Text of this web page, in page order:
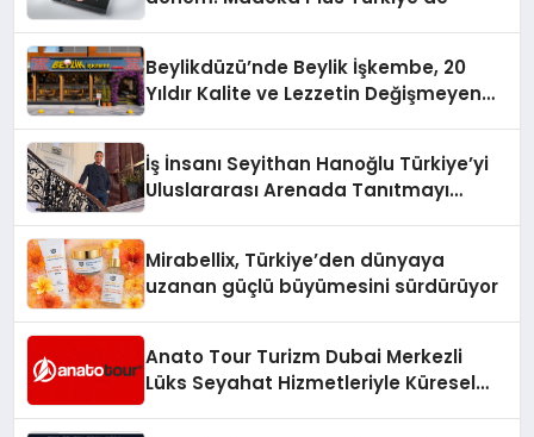
Beylikdüzü’nde Beylik İşkembe, 20
Yıldır Kalite ve Lezzetin Değişmeyen
İş İnsanı Seyithan Hanoğlu Türkiye’yi
Uluslararası Arenada Tanıtmayı
Mirabellix, Türkiye’den dünyaya
uzanan güçlü büyümesini sürdürüyor
Anato Tour Turizm Dubai Merkezli
Lüks Seyahat Hizmetleriyle Küresel